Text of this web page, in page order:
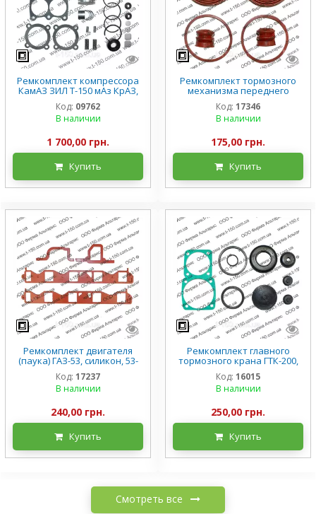
Ремкомплект компрессора
КамАЗ ЗИЛ Т-150 мАз КрАЗ,
полный, 53205-3509000
Код: 09762
В наличии
1 700,00 грн.
Купить
Ремкомплект тормозного
механизма переднего
колеса (суппорта) ЗИЛ-5301
Бычок, силикон
Код: 17346
В наличии
175,00 грн.
Купить
Ремкомплект двигателя
(паука) ГАЗ-53, силикон, 53-
1008180
Код: 17237
В наличии
240,00 грн.
Купить
Ремкомплект главного
тормозного крана ГТК-200,
УРАЛ-375/377/4320/5557
Код: 16015
В наличии
250,00 грн.
Купить
Смотреть все